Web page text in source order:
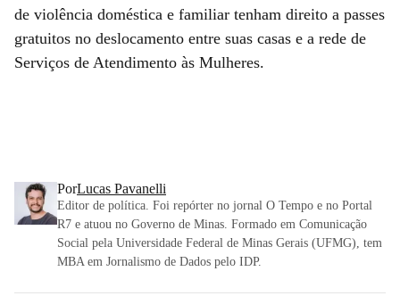
de violência doméstica e familiar tenham direito a passes
gratuitos no deslocamento entre suas casas e a rede de
Serviços de Atendimento às Mulheres.
PorLucas Pavanelli
Editor de política. Foi repórter no jornal O Tempo e no Portal
R7 e atuou no Governo de Minas. Formado em Comunicação
Social pela Universidade Federal de Minas Gerais (UFMG), tem
MBA em Jornalismo de Dados pelo IDP.